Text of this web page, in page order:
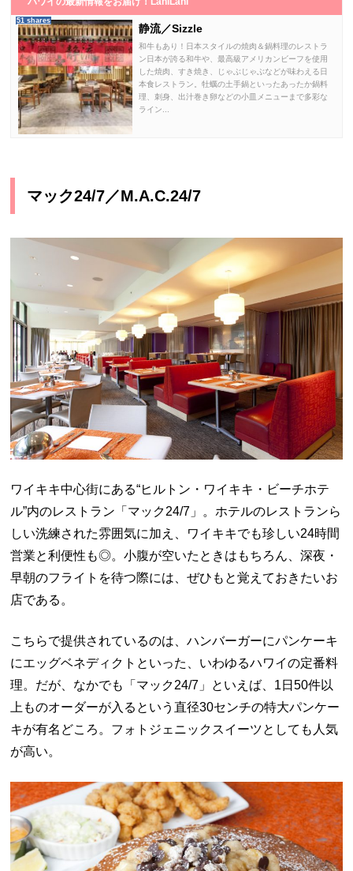
51 shares
静流／Sizzle
和牛もあり！日本スタイルの焼肉＆鍋料理のレストラ
ン日本が誇る和牛や、最高級アメリカンビーフを使用
した焼肉、すき焼き、じゃぶじゃぶなどが味わえる日
本食レストラン。牡蠣の土手鍋といったあったか鍋料
理、刺身、出汁巻き卵などの小皿メニューまで多彩な
ライン...
マック24/7／M.A.C.24/7
ワイキキ中心街にある“ヒルトン・ワイキキ・ビーチホテ
ル”内のレストラン「マック24/7」。ホテルのレストランら
しい洗練された雰囲気に加え、ワイキキでも珍しい24時間
営業と利便性も◎。小腹が空いたときはもちろん、深夜・
早朝のフライトを待つ際には、ぜひもと覚えておきたいお
店である。
こちらで提供されているのは、ハンバーガーにパンケーキ
にエッグベネディクトといった、いわゆるハワイの定番料
理。だが、なかでも「マック24/7」といえば、1日50件以
上ものオーダーが入るという直径30センチの特大パンケー
キが有名どころ。フォトジェニックスイーツとしても人気
が高い。